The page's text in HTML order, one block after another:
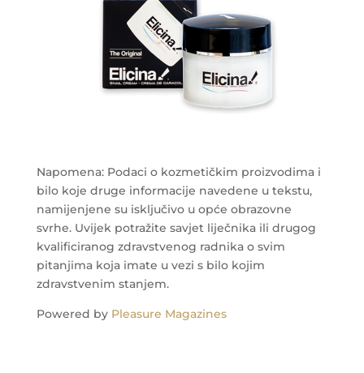
Napomena: Podaci o kozmetičkim proizvodima i
bilo koje druge informacije navedene u tekstu,
namijenjene su isključivo u opće obrazovne
svrhe. Uvijek potražite savjet liječnika ili drugog
kvalificiranog zdravstvenog radnika o svim
pitanjima koja imate u vezi s bilo kojim
zdravstvenim stanjem.
Powered by Pleasure Magazines